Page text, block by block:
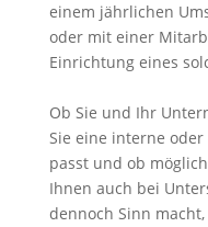
einem jährlichen
oder mit einer
Einrichtung eines
Ob Sie und Ihr
Sie eine interne
passt und ob
Ihnen auch bei
dennoch Sinn